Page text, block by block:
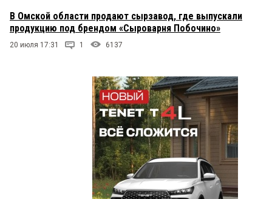
В Омской области продают сырзавод, где выпускали
продукцию под брендом «Сыроварня Побочино»
20 июля 17:31 1 6137